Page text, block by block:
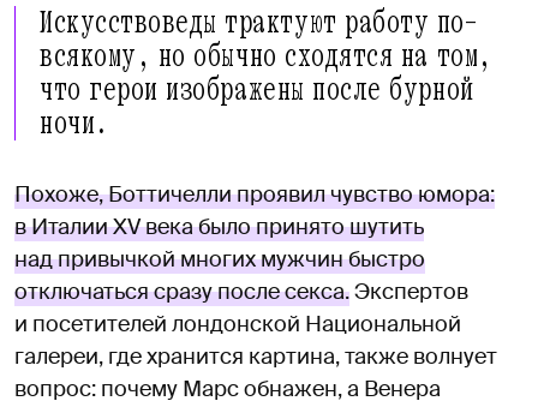
Искусствоведы трактуют работу по-
всякому, но обычно сходятся на том,
что герои изображены после бурной
ночи.
Похоже, Боттичелли проявил чувство юмора:
в Италии XV века было принято шутить
над привычкой многих мужчин быстро
отключаться сразу после секса.Экспертов
и посетителей лондонской Национальной
галереи, где хранится картина, также волнует
вопрос: почему Марс обнажен, а Венера